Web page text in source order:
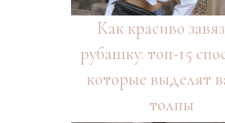
Как красиво
рубашку: топ-15
которые выделят
толпы